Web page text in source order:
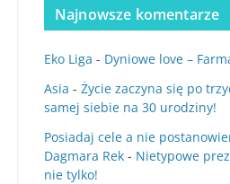
Najnowsze komentarze
Eko Liga - Dyniowe love –
Asia - Życie zaczyna się po
samej siebie na 30 urodziny!
Posiadaj cele a nie
Dagmara Rek - Nietypowe
nie tylko!